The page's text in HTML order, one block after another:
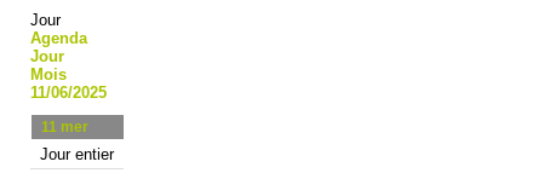
Jour
Agenda
Jour
Mois
11/06/2025
11 mer
Jour entier